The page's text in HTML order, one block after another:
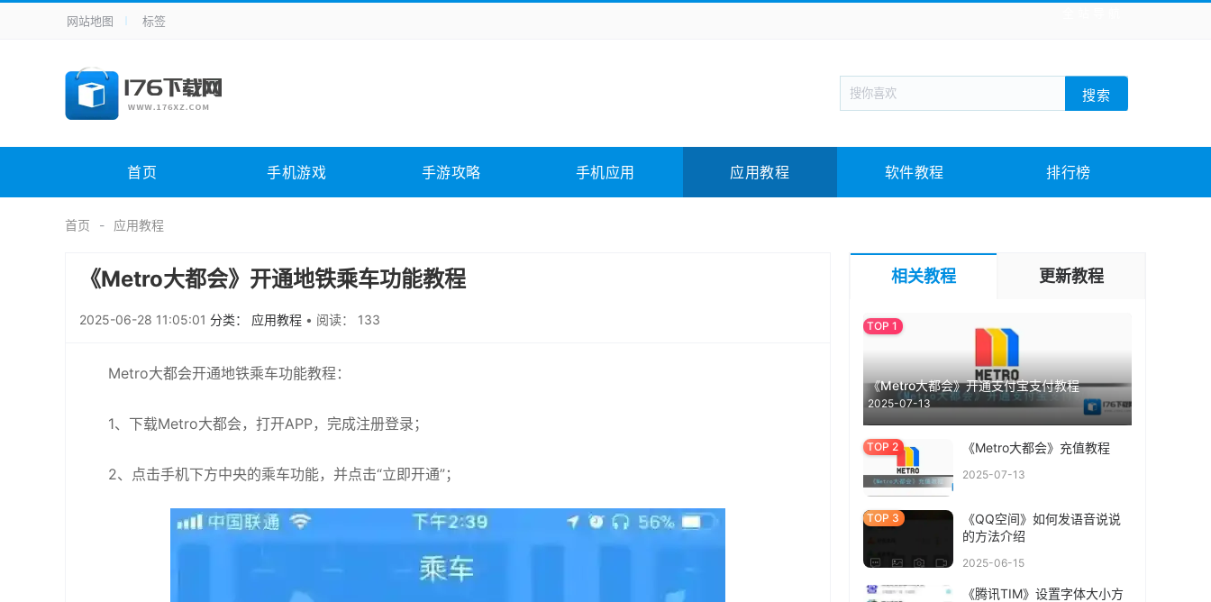
手机应用 新闻阅读 旅游出行 生活实用
手机游戏 体育竞技 战棋游戏 枪战射击 模拟经营
电脑软件 其它类别 图形软件 安全相关 应用软件 影音软件 插件下载 教育教学 游戏娱乐 系统软件 素材下载
未分类 综合其它
网站地图 标签
搜索
首页 手机游戏 手游攻略 手机应用 应用教程 软件教程 排行榜
首页 应用教程
《Metro大都会》开通地铁乘车功能教程
2025-06-28 11:05:01 分类： 应用教程 • 阅读： 133
Metro大都会开通地铁乘车功能教程：
1、下载Metro大都会，打开APP，完成注册登录；
2、点击手机下方中央的乘车功能，并点击“立即开通”；
相关教程 更新教程
《Metro大都会》开通支付宝支付教程
2025-07-13
《Metro大都会》充值教程
2025-07-13
《QQ空间》如何发语音说说
的方法介绍
2025-06-15
《腾讯TIM》设置字体大小方